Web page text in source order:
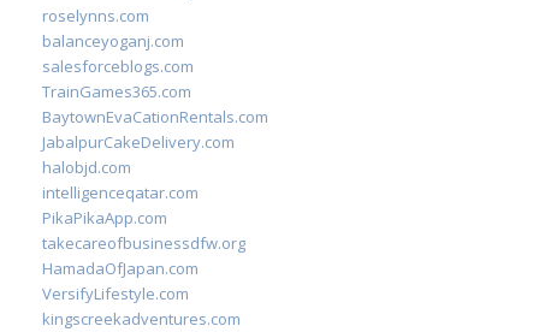
roselynns.com
balanceyoganj.com
salesforceblogs.com
TrainGames365.com
BaytownEvaCationRentals.com
JabalpurCakeDelivery.com
halobjd.com
intelligenceqatar.com
PikaPikaApp.com
takecareofbusinessdfw.org
HamadaOfJapan.com
VersifyLifestyle.com
kingscreekadventures.com